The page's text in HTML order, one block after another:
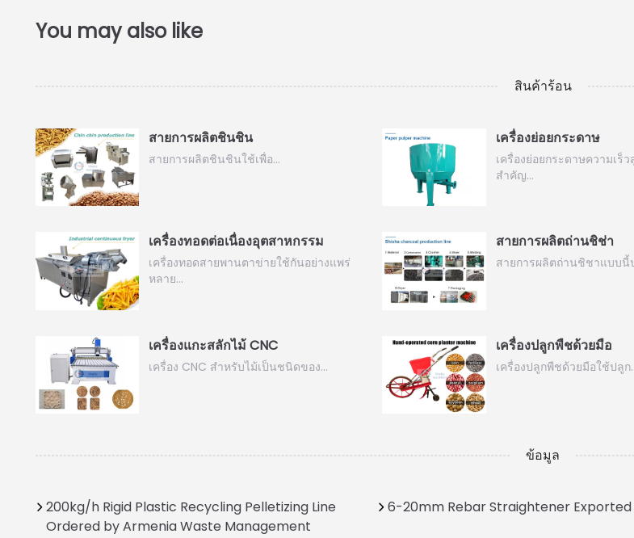
สินค้าร้อน
สายการผลิตชินชิน
สายการผลิตชินชินใช้เพื่อ…
เครื่องย่อยกระดาษ
เครื่องย่อยกระดาษความเร็
สำคัญ…
เครื่องทอดต่อเนื่องอุตสาหกรรม
เครื่องทอดสายพานตาข่ายใช้กันอย่างแพร่
หลาย…
สายการผลิตถ่านชิช่า
สายการผลิตถ่านชิชาแบบนี้
เครื่องแกะสลักไม้ CNC
เครื่อง CNC สำหรับไม้เป็นชนิดของ…
เครื่องปลูกพืชด้วยมือ
เครื่องปลูกพืชด้วยมือใช้ปลูก
ข้อมูล
200kg/h Rigid Plastic Recycling Pelletizing Line
Ordered by Armenia Waste Management
6-20mm Rebar Straightener